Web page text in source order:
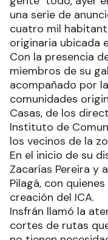
una serie de
cuatro mil
originaria ubicada
Con la presencia
miembros de su
acompañado por
comunidades
Casas, de los
Instituto de
los vecinos de la
En el inicio de su
Zacarías Pereira y
Pilagá, con
creación del ICA.
Insfrán llamó la
cortes de rutas